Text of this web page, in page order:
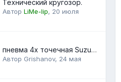
Технический кругозор.
Автор LiMe-lip, 20 июля
пневма 4х точечная Suzuki Jimny
Автор Grishanov, 24 мая